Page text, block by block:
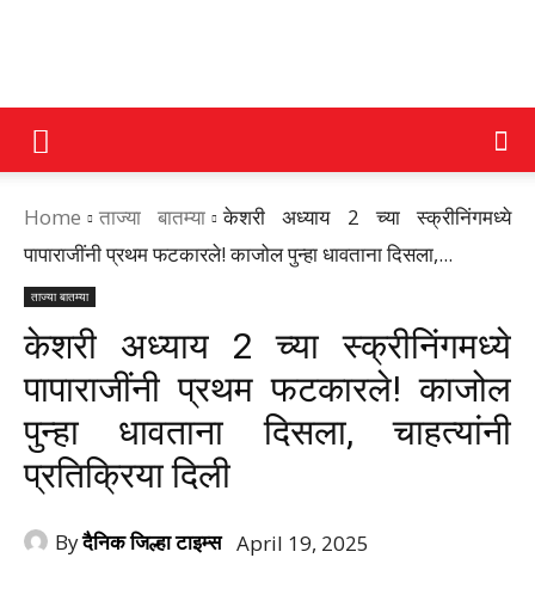
DAINIK
JILHA
Home ताज्या बातम्या
केशरी अध्याय 2 च्या स्क्रीनिंगमध्ये
पापाराजींनी प्रथम फटकारले! काजोल पुन्हा धावताना दिसला,...
ताज्या बातम्या
केशरी अध्याय 2 च्या स्क्रीनिंगमध्ये
पापाराजींनी प्रथम फटकारले! काजोल
पुन्हा धावताना दिसला, चाहत्यांनी
प्रतिक्रिया दिली
Byदैनिक जिल्हा टाइम्स April 19, 2025